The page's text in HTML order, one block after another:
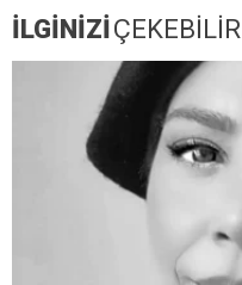
İLGİNİZİÇEKEBİLİR